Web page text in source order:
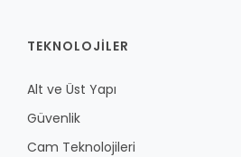
TEKNOLOJILER
Alt ve Üst Yapı
Güvenlik
Cam Teknolojileri